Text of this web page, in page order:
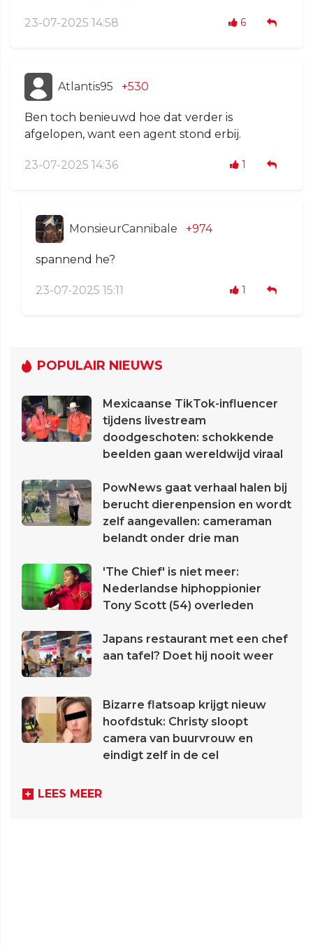
23-07-2025 14:58 6
Atlantis95 +530
Ben toch benieuwd hoe dat verder is
afgelopen, want een agent stond erbij.
23-07-2025 14:36 1
MonsieurCannibale +974
spannend he?
23-07-2025 15:11 1
POPULAIR NIEUWS
Mexicaanse TikTok-influencer
tijdens livestream
doodgeschoten: schokkende
beelden gaan wereldwijd viraal
PowNews gaat verhaal halen bij
berucht dierenpension en wordt
zelf aangevallen: cameraman
belandt onder drie man
'The Chief' is niet meer:
Nederlandse hiphoppionier
Tony Scott (54) overleden
Japans restaurant met een chef
aan tafel? Doet hij nooit weer
Bizarre flatsoap krijgt nieuw
hoofdstuk: Christy sloopt
camera van buurvrouw en
eindigt zelf in de cel
LEES MEER